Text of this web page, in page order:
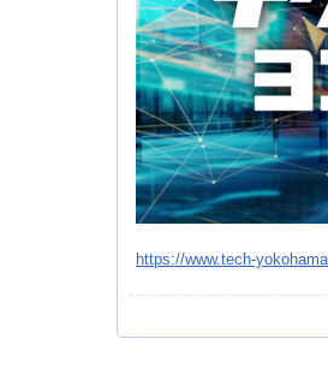
https://www.tech-